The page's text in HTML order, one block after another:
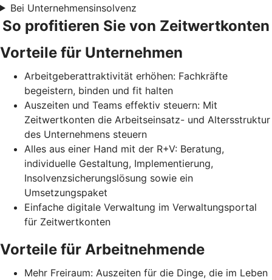
Bei Unternehmensinsolvenz
So profitieren Sie von Zeitwertkonten
Vorteile für Unternehmen
Arbeitgeberattraktivität erhöhen: Fachkräfte
begeistern, binden und fit halten
Auszeiten und Teams effektiv steuern: Mit
Zeitwertkonten die Arbeitseinsatz- und Altersstruktur
des Unternehmens steuern
Alles aus einer Hand mit der R+V: Beratung,
individuelle Gestaltung, Implementierung,
Insolvenzsicherungslösung sowie ein
Umsetzungspaket
Einfache digitale Verwaltung im Verwaltungsportal
für Zeitwertkonten
Vorteile für Arbeitnehmende
Mehr Freiraum: Auszeiten für die Dinge, die im Leben